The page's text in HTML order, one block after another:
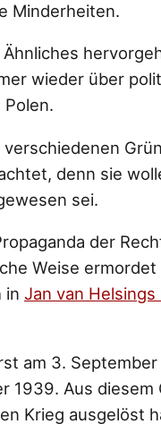
Minderheiten.
wieder über
denn sie
sei.
der
Weise
in Jan van
am 3.
1939. Aus diesem
Krieg ausgelöst